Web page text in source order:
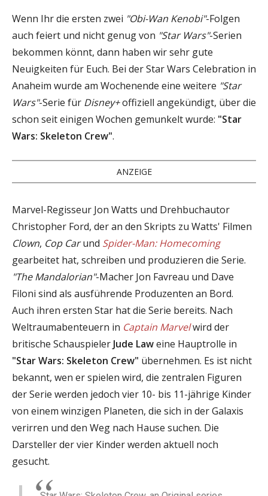
Wenn Ihr die ersten zwei "Obi-Wan Kenobi"-Folgen
auch feiert und nicht genug von "Star Wars"-Serien
bekommen könnt, dann haben wir sehr gute
Neuigkeiten für Euch. Bei der Star Wars Celebration in
Anaheim wurde am Wochenende eine weitere "Star
Wars"-Serie für Disney+offiziell angekündigt, über die
schon seit einigen Wochen gemunkelt wurde: "Star
Wars: Skeleton Crew".
ANZEIGE
Marvel-Regisseur Jon Watts und Drehbuchautor
Christopher Ford, der an den Skripts zu Watts' Filmen
Clown, Cop Carund Spider-Man: Homecoming
gearbeitet hat, schreiben und produzieren die Serie.
"The Mandalorian"-Macher Jon Favreau und Dave
Filoni sind als ausführende Produzenten an Bord.
Auch ihren ersten Star hat die Serie bereits. Nach
Weltraumabenteuern in Captain Marvelwird der
britische Schauspieler Jude Laweine Hauptrolle in
"Star Wars: Skeleton Crew" übernehmen. Es ist nicht
bekannt, wen er spielen wird, die zentralen Figuren
der Serie werden jedoch vier 10- bis 11-jährige Kinder
von einem winzigen Planeten, die sich in der Galaxis
verirren und den Weg nach Hause suchen. Die
Darsteller der vier Kinder werden aktuell noch
gesucht.